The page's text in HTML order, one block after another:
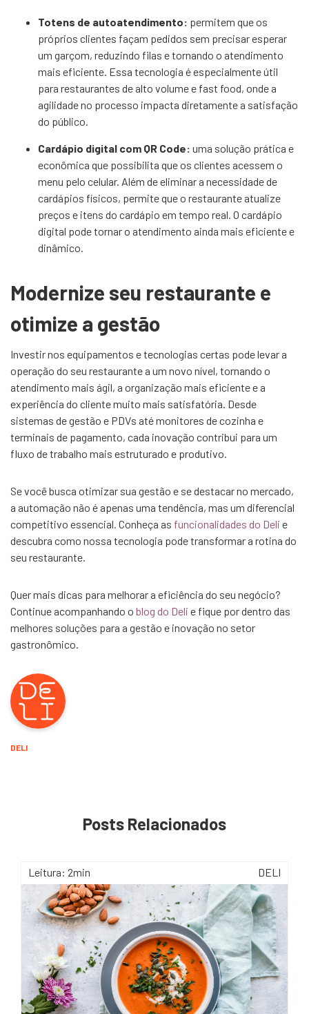
Totens de autoatendimento: permitem que os
próprios clientes façam pedidos sem precisar esperar
um garçom, reduzindo filas e tornando o atendimento
mais eficiente. Essa tecnologia é especialmente útil
para restaurantes de alto volume e fast food, onde a
agilidade no processo impacta diretamente a satisfação
do público.
Cardápio digital com QR Code: uma solução prática e
econômica que possibilita que os clientes acessem o
menu pelo celular. Além de eliminar a necessidade de
cardápios físicos, permite que o restaurante atualize
preços e itens do cardápio em tempo real. O cardápio
digital pode tornar o atendimento ainda mais eficiente e
dinâmico.
Modernize seu restaurante e
otimize a gestão
Investir nos equipamentos e tecnologias certas pode levar a
operação do seu restaurante a um novo nível, tornando o
atendimento mais ágil, a organização mais eficiente e a
experiência do cliente muito mais satisfatória. Desde
sistemas de gestão e PDVs até monitores de cozinha e
terminais de pagamento, cada inovação contribui para um
fluxo de trabalho mais estruturado e produtivo.
Se você busca otimizar sua gestão e se destacar no mercado,
a automação não é apenas uma tendência, mas um diferencial
competitivo essencial. Conheça as funcionalidades do Deli e
descubra como nossa tecnologia pode transformar a rotina do
seu restaurante.
Quer mais dicas para melhorar a eficiência do seu negócio?
Continue acompanhando o blog do Deli e fique por dentro das
melhores soluções para a gestão e inovação no setor
gastronômico.
DELI
Posts Relacionados
Leitura: 2min DELI